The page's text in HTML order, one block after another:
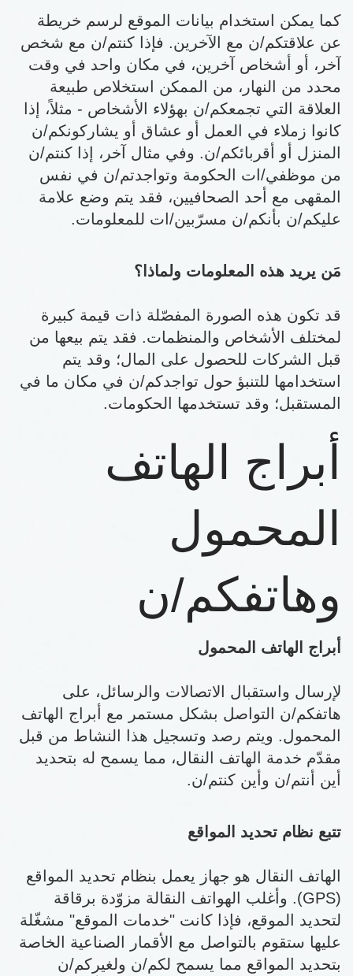
كما يمكن استخدام بيانات الموقع لرسم خريطة
عن علاقتكم/ن مع الآخرين. فإذا كنتم/ن مع شخص
آخر، أو أشخاص آخرين، في مكان واحد في وقت
محدد من النهار، من الممكن استخلاص طبيعة
العلاقة التي تجمعكم/ن بهؤلاء الأشخاص - مثلاً، إذا
كانوا زملاء في العمل أو عشاق أو يشاركونكم/ن
المنزل أو أقربائكم/ن. وفي مثال آخر، إذا كنتم/ن
من موظفي/ات الحكومة وتواجدتم/ن في نفس
المقهى مع أحد الصحافيين، فقد يتم وضع علامة
عليكم/ن بأنكم/ن مسرّبين/ات للمعلومات.
مَن يريد هذه المعلومات ولماذا؟
قد تكون هذه الصورة المفصّلة ذات قيمة كبيرة
لمختلف الأشخاص والمنظمات. فقد يتم بيعها من
قبل الشركات للحصول على المال؛ وقد يتم
استخدامها للتنبؤ حول تواجدكم/ن في مكان ما في
المستقبل؛ وقد تستخدمها الحكومات.
أبراج الهاتف
المحمول
وهاتفكم/ن
أبراج الهاتف المحمول
لإرسال واستقبال الاتصالات والرسائل، على
هاتفكم/ن التواصل بشكل مستمر مع أبراج الهاتف
المحمول. ويتم رصد وتسجيل هذا النشاط من قبل
مقدّم خدمة الهاتف النقال، مما يسمح له بتحديد
أين أنتم/ن وأين كنتم/ن.
تتبع نظام تحديد المواقع
الهاتف النقال هو جهاز يعمل بنظام تحديد المواقع
(GPS). وأغلب الهواتف النقالة مزوّدة برقاقة
لتحديد الموقع، فإذا كانت "خدمات الموقع" مشغّلة
عليها ستقوم بالتواصل مع الأقمار الصناعية الخاصة
بتحديد المواقع مما يسمح لكم/ن ولغيركم/ن